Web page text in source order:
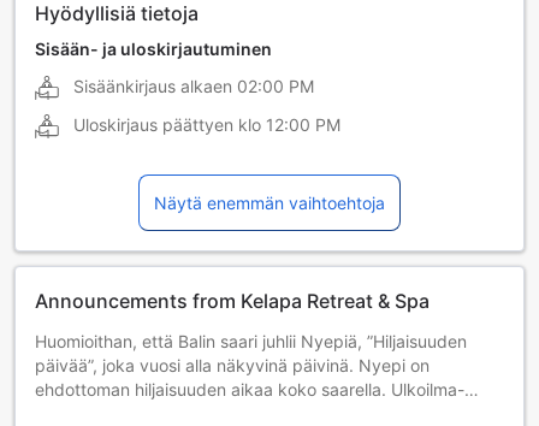
Hyödyllisiä tietoja
Sisään- ja uloskirjautuminen
Sisäänkirjaus alkaen 02:00 PM
Uloskirjaus päättyen klo 12:00 PM
Näytä enemmän vaihtoehtoja
Announcements from Kelapa Retreat & Spa
Huomioithan, että Balin saari juhlii Nyepiä, ”Hiljaisuuden
päivää”, joka vuosi alla näkyvinä päivinä. Nyepi on
ehdottoman hiljaisuuden aikaa koko saarella. Ulkoilma-